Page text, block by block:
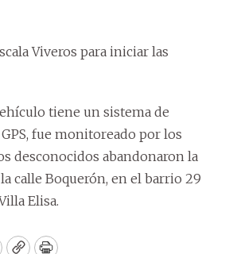
Viveros para iniciar las
tiene un sistema de
fue monitoreado por los
desconocidos abandonaron la
calle Boquerón, en el barrio 29
Elisa.